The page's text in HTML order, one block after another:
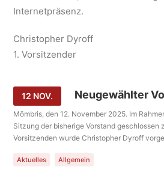
Internetpräsenz.
Christopher Dyroff
1. Vorsitzender
12 NOV. Neugewählter
Mömbris, den 12. November 2025. Im
Sitzung der bisherige Vorstand
Vorsitzenden wurde Christopher Dyroff
Schriftführer ist weiterhin Alexander
Aktuelles Allgemein